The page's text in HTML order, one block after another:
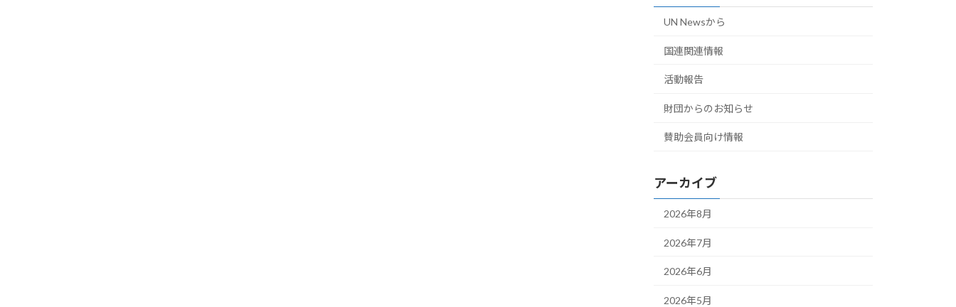
UN Newsから
国連関連情報
活動報告
財団からのお知らせ
賛助会員向け情報
アーカイブ
2026年8月
2026年7月
2026年6月
2026年5月